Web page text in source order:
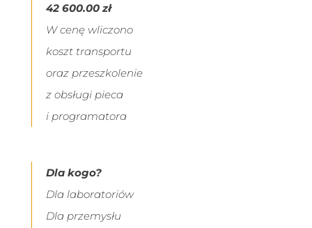
42 600.00 zł
W cenę wliczono
koszt transportu
oraz przeszkolenie
z obsługi pieca
i programatora
Dla kogo?
Dla laboratoriów
Dla przemysłu